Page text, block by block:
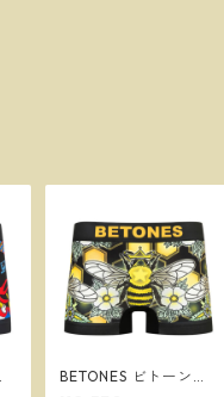
BETONES ビトーンズ